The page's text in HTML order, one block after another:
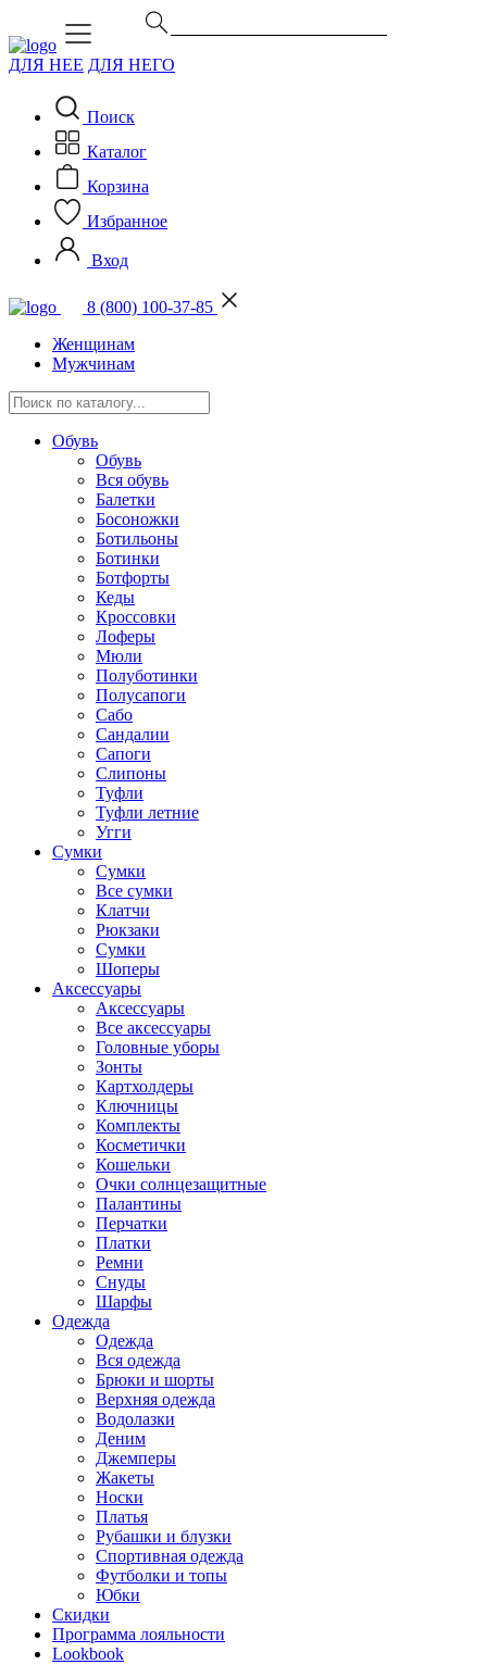
ДЛЯ НЕЕ ДЛЯ НЕГО
Поиск
Каталог
Корзина
Избранное
Вход
8 (800) 100-37-85
Женщинам
Мужчинам
Обувь
Обувь
Вся обувь
Балетки
Босоножки
Ботильоны
Ботинки
Ботфорты
Кеды
Кроссовки
Лоферы
Мюли
Полуботинки
Полусапоги
Сабо
Сандалии
Сапоги
Слипоны
Туфли
Туфли летние
Угги
Сумки
Сумки
Все сумки
Клатчи
Рюкзаки
Сумки
Шоперы
Аксессуары
Аксессуары
Все аксессуары
Головные уборы
Зонты
Картхолдеры
Ключницы
Комплекты
Косметички
Кошельки
Очки солнцезащитные
Палантины
Перчатки
Платки
Ремни
Снуды
Шарфы
Одежда
Одежда
Вся одежда
Брюки и шорты
Верхняя одежда
Водолазки
Деним
Джемперы
Жакеты
Носки
Платья
Рубашки и блузки
Спортивная одежда
Футболки и топы
Юбки
Скидки
Программа лояльности
Lookbook